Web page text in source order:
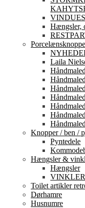
Hængsler,
Laila
Knopper / ben /
Pyntedele
Hængsler &
Hængsler
VINKLER
Toilet artikler
Dørhamre
Husnumre